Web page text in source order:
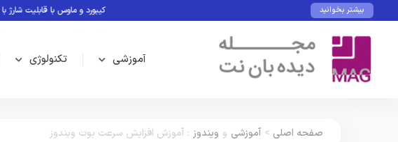
بیشتر بخوانید کیبورد و ماوس با قابلیت شارژ با نور محیط
آموزشی تکنولوژی
صفحه اصلی > آموزشی و ویندوز : آموزش افزایش سرعت بوت ویندوز